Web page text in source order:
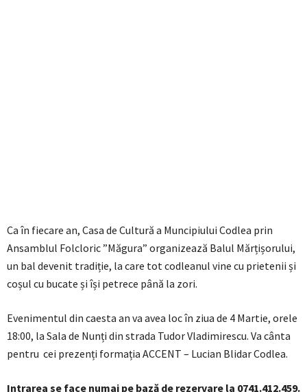
Ca în fiecare an, Casa de Cultură a Muncipiului Codlea prin
Ansamblul Folcloric ”Măgura” organizează Balul Mărțișorului,
un bal devenit tradiție, la care tot codleanul vine cu prietenii și
coșul cu bucate și își petrece până la zori.
Evenimentul din caesta an va avea loc în ziua de 4 Martie, orele
18:00, la Sala de Nunți din strada Tudor Vladimirescu. Va cânta
pentru cei prezenți formația ACCENT – Lucian Blidar Codlea.
Intrarea se face numai pe bază de rezervare la 0741.412.459.